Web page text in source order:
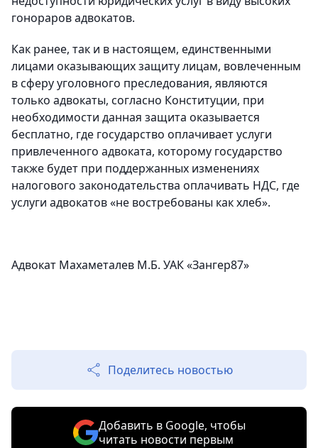
гонораров адвокатов.
Как ранее, так и в настоящем, единственными
лицами оказывающих защиту лицам, вовлеченным
в сферу уголовного преследования, являются
только адвокаты, согласно Конституции, при
необходимости данная защита оказывается
бесплатно, где государство оплачивает услуги
привлеченного адвоката, которому государство
также будет при поддержанных изменениях
налогового законодательства оплачивать НДС, где
услуги адвокатов «не востребованы как хлеб».
Адвокат Махаметалев М.Б. УАК «Зангер87»
Поделитесь новостью
Добавить в Google, чтобы
читать новости первым